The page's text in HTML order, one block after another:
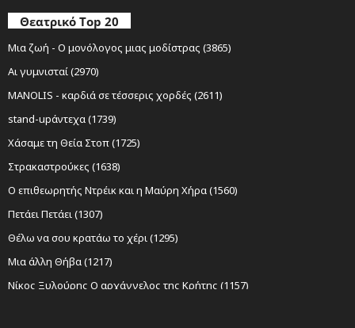
Θεατρικό Top 20
Μια ζωή - Ο μονόλογος μιας μοδίστρας (3865)
Αι γυμνισταί (2970)
MANOLIS - καρδιά σε τέσσερις χορδές (2611)
stand-upάντεχα (1739)
Χάσαμε τη Θεία Στοπ (1725)
Στρακαστρούκες (1638)
Ο επιθεωρητής Ντρέικ και η Μαύρη Χήρα (1560)
Πετάει Πετάει (1307)
Θέλω να σου κρατάω το χέρι (1295)
Μια άλλη Θήβα (1217)
Νίκος Ξυλούρης Ο αρχάγγελος της Κρήτης (1157)